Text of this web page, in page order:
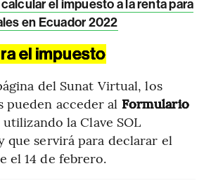
el impuesto a la renta para
en Ecuador 2022
el impuesto
del Sunat Virtual, los
acceder al Formulario
utilizando la Clave SOL
que servirá para declarar el
el 14 de febrero.